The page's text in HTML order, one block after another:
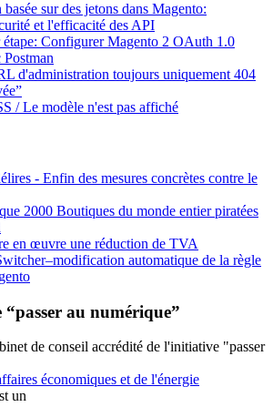
sur des jetons dans Magento:
et l'efficacité des API
étape: Configurer Magento 2 OAuth 1.0
d'administration toujours uniquement 404
/ Le modèle n'est pas affiché
- Enfin des mesures concrètes contre le
2000 Boutiques du monde entier piratées
en œuvre une réduction de TVA
automatique de la règle
au numérique”
de conseil accrédité de l'initiative "passer
économiques et de l'énergie